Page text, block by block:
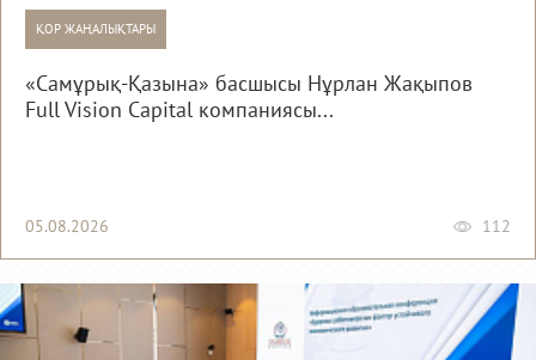
ҚОР ЖАҢАЛЫҚТАРЫ
«Самұрық-Қазына» басшысы Нұрлан Жақыпов
Full Vision Capital компаниясы...
05.08.2026 112